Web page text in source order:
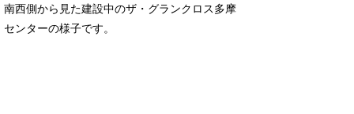
南西側から見た建設中のザ・グランクロス多摩
センターの様子です。